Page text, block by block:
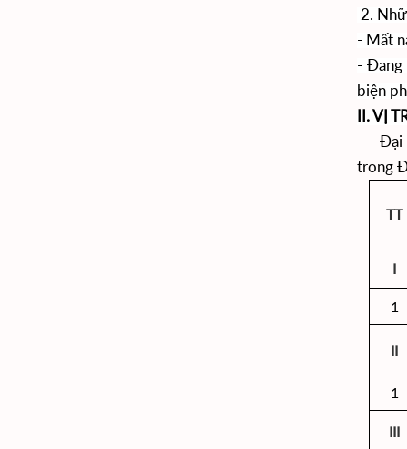
2.
- Mất
- Đang
biện
II. VỊ
Đại
trong
TT
I
1
II
1
III